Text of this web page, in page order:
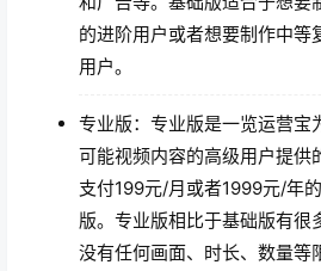
的进阶用户或者想要制作中等
用户。
专业版：专业版是一览运营宝
可能视频内容的高级用户提供
支付199元/月或者1999元/年
版。专业版相比于基础版有很
没有任何画面、时长、数量等